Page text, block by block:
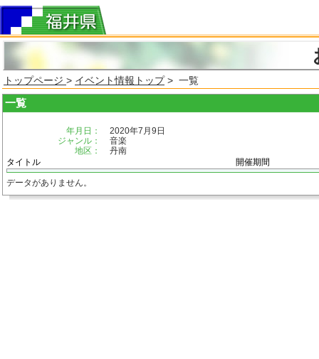
トップページ > イベント情報トップ> 一覧
一覧
年月日：
2020年7月9日
ジャンル：
音楽
地区：
丹南
タイトル
開催期間
データがありません。